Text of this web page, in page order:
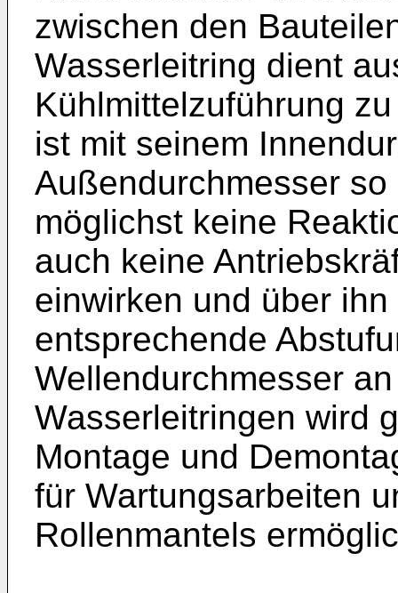
zwischen den
Wasserleitring dient
Kühlmittelzuführung
ist mit seinem
Außendurchmesser
möglichst keine
auch keine
einwirken und über
entsprechende
Wellendurchmesser
Wasserleitringen wird
Montage und
für Wartungsarbeiten
Rollenmantels